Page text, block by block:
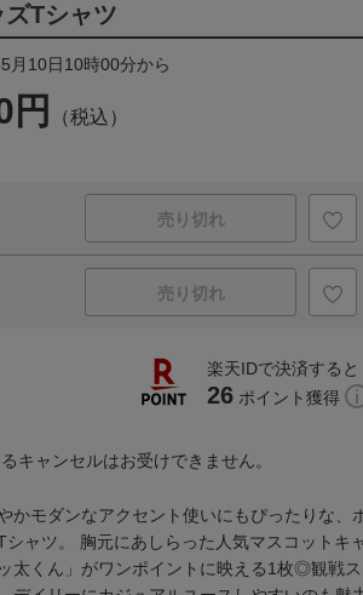
Tシャツ
月10日10時00分から
円 （税込）
売り切れ
売り切れ
楽天IDで決済すると
26 ポイント獲得
キャンセルはお受けできません。
かモダンなアクセント使いにもぴったりな、
シャツ。 胸元にあしらった人気マスコットキ
太くん」がワンポイントに映える1枚◎観戦ス